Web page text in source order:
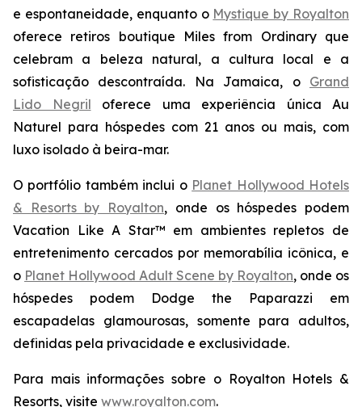
e espontaneidade, enquanto o Mystique by Royalton
oferece retiros boutique Miles from Ordinaryque
celebram a beleza natural, a cultura local e a
sofisticação descontraída. Na Jamaica, o Grand
Lido Negril oferece uma experiência única Au
Naturel para hóspedes com 21 anos ou mais, com
luxo isolado à beira-mar.
O portfólio também inclui o Planet Hollywood Hotels
& Resorts by Royalton, onde os hóspedes podem
Vacation Like A Star™ em ambientes repletos de
entretenimento cercados por memorabília icônica, e
o Planet Hollywood Adult Scene by Royalton, onde os
hóspedes podem Dodge the Paparazzi em
escapadelas glamourosas, somente para adultos,
definidas pela privacidade e exclusividade.
Para mais informações sobre o Royalton Hotels &
Resorts, visite www.royalton.com.